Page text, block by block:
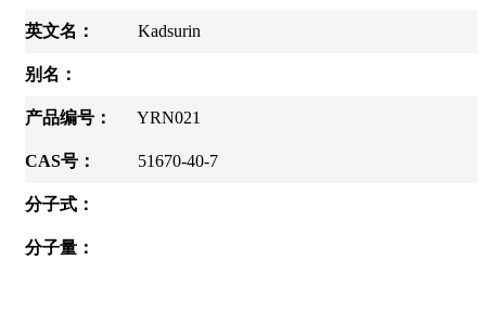
英文名： Kadsurin
别名：
产品编号： YRN021
CAS号： 51670-40-7
分子式：
分子量：